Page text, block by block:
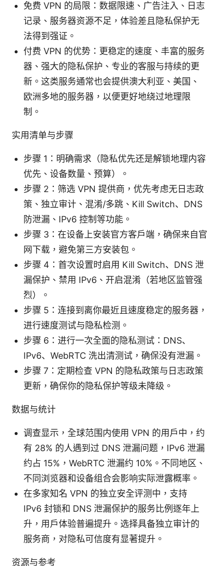
免费 VPN 的局限：数据限速、广告注入、日志
记录、服务器资源不足，体验差且隐私保护无
法得到强证。
付费 VPN 的优势：更稳定的速度、丰富的服务
器、强大的隐私保护、专业的客服与持续的更
新。这类服务通常也会提供澳大利亚、美国、
欧洲多地的服务器，以便更好地绕过地理限
制。
实用清单与步骤
步骤 1：明确需求（隐私优先还是解锁地理内容
优先、设备数量、预算）。
步骤 2：筛选 VPN 提供商，优先考虑无日志政
策、独立审计、混淆/多跳、Kill Switch、DNS
防泄漏、IPv6 控制等功能。
步骤 3：在设备上安装官方客户端，确保来自官
网下载，避免第三方安装包。
步骤 4：首次设置时启用 Kill Switch、DNS 泄
漏保护、禁用 IPv6、开启混淆（若地区监管强
烈）。
步骤 5：连接到离你最近且速度稳定的服务器，
进行速度测试与隐私检测。
步骤 6：进行一次全面的隐私测试：DNS、
IPv6、WebRTC 洗出清测试，确保没有泄漏。
步骤 7：定期检查 VPN 的隐私政策与日志政策
更新，确保你的隐私保护等级未降级。
数据与统计
调查显示，全球范围内使用 VPN 的用户中，约
有 28% 的人遇到过 DNS 泄漏问题，IPv6 泄漏
约占 15%，WebRTC 泄漏约 10%。不同地区、
不同浏览器和设备组合会影响实际泄露概率。
在多家知名 VPN 的独立安全评测中，支持
IPv6 封锁和 DNS 泄漏保护的服务比例逐年上
升，用户体验普遍提升。选择具备独立审计的
服务商，对隐私可信度有显著提升。
资源与参考